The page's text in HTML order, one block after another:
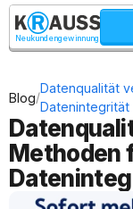
Neukundengewinnung
Blog/
Datenqualität
Datenintegrität
Methoden